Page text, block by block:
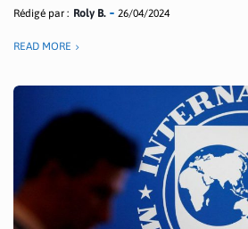
Rédigé par : Roly B. 26/04/2024
READ MORE